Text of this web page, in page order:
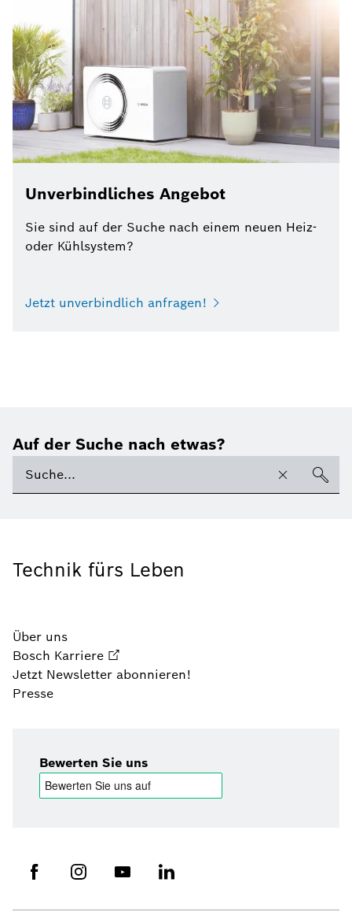
Unverbindliches Angebot
Sie sind auf der Suche nach einem neuen Heiz-
oder Kühlsystem?
Jetzt unverbindlich anfragen!
Auf der Suche nach etwas?
Technik fürs Leben
Über uns
Bosch Karriere
Jetzt Newsletter abonnieren!
Presse
Bewerten Sie uns